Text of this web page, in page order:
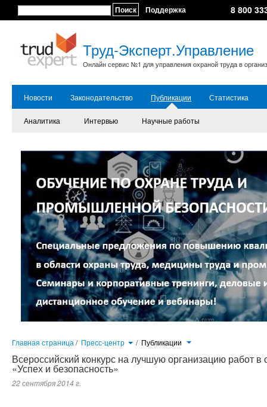
Поиск Поддержка 8 800
Труд-Эксперт.Управление
Онлайн сервис №1 для управления охраной труда в
Новости Законодательство Публикации Статистика
Аналитика Интервью Научные работы
Главная страница / Пресс-центр / Публикации
Всероссийский конкурс на лучшую организацию работ в
«Успех и безопасность»
22 сентября 2014 г.